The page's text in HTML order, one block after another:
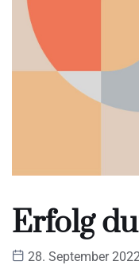
Erfolg
28. September